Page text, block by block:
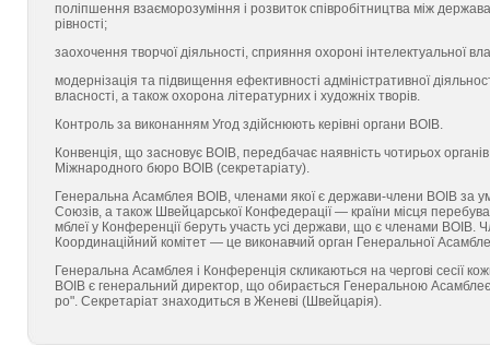
поліпшення взаєморозуміння і розвиток співробіт­ництва між
рівності;
заохочення творчої діяльності, сприяння охороні ін­телектуальної
модернізація та підвищення ефективності адмініст­ративної
власності, а також охорона літературних і художніх творів.
Контроль за виконанням Угод здійснюють керівні органи ВОІВ.
Конвенція, що засновує ВОІВ, передбачає наявність чотирьох
Міжнародного бюро ВОІВ (секре­таріату).
Генеральна Асамблея ВОІВ, членами якої є держави-члени ВОІВ за
Союзів, а також Швей­царської Конфедерації — країни місця
мблеї у Конференції беруть участь усі держави, що є чле­нами ВОІВ.
Координаційний комітет — це ви­конавчий орган Генеральної
Генеральна Асамблея і Конференція скликаються на чергові сесії
ВОІВ є генеральний дирек­тор, що обирається Генеральною
ро". Секретаріат знаходиться в Женеві (Швейцарія).